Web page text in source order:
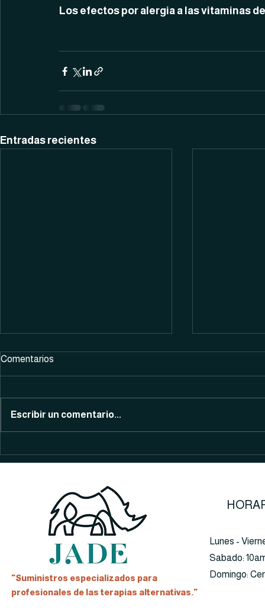
Los efectos por alergia a las vitaminas
Entradas recientes
Selenio Vitamina C
Comentarios
Escribir un comentario...
"Suministros especializados para
profesionales de las terapias alternativas."
Lunes -
​​Sabado:
​Domingo: